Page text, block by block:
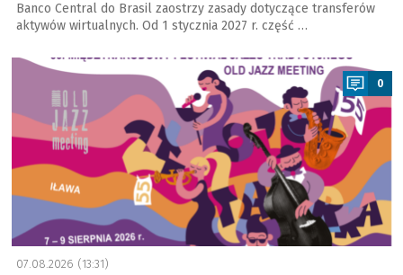
Banco Central do Brasil zaostrzy zasady dotyczące transferów
aktywów wirtualnych. Od 1 stycznia 2027 r. część …
a
0
07.08.2026 (13:31)